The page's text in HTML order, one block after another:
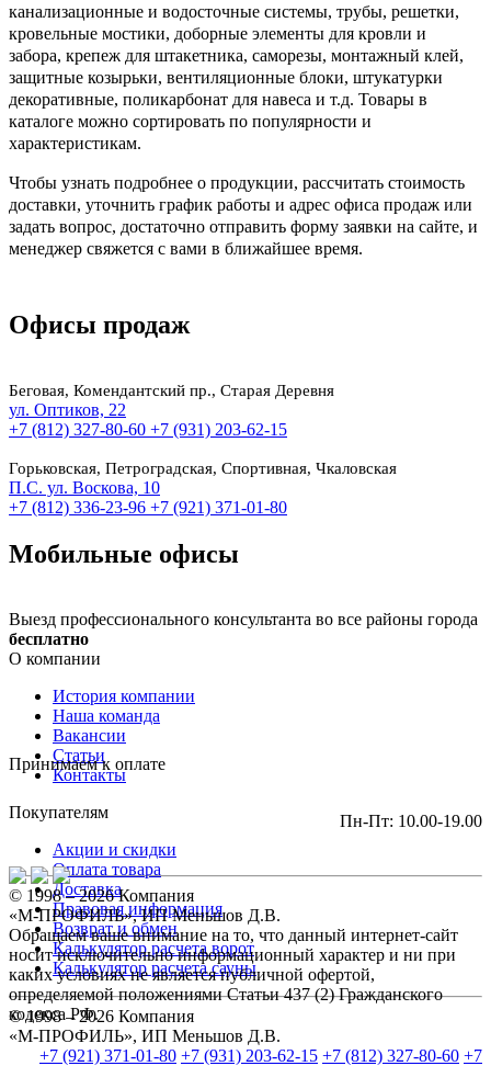
канализационные и водосточные системы, трубы, решетки,
кровельные мостики, доборные элементы для кровли и
забора, крепеж для штакетника, саморезы, монтажный клей,
защитные козырьки, вентиляционные блоки, штукатурки
декоративные, поликарбонат для навеса и т.д. Товары в
каталоге можно сортировать по популярности и
характеристикам.
Чтобы узнать подробнее о продукции, рассчитать стоимость
доставки, уточнить график работы и адрес офиса продаж или
задать вопрос, достаточно отправить форму заявки на сайте, и
менеджер свяжется с вами в ближайшее время.
Офисы продаж
Беговая, Комендантский пр., Старая Деревня
ул. Оптиков, 22
+7 (812) 327-80-60 +7 (931) 203-62-15
Горьковская, Петроградская, Спортивная, Чкаловская
П.С. ул. Воскова, 10
+7 (812) 336-23-96 +7 (921) 371-01-80
Мобильные офисы
Выезд профессионального консультанта во все районы города
бесплатно
О компании
История компании
Наша команда
Вакансии
Статьи
Контакты
Покупателям
Акции и скидки
Оплата товара
Доставка
Правовая информация
Возврат и обмен
Калькулятор расчета ворот
Калькулятор расчета сауны
© 1998 – 2026 Компания
«М-ПРОФИЛЬ», ИП Меньшов Д.В.
+7 (921) 371-01-80 +7 (931) 203-62-15 +7 (812) 327-80-60 +7
Принимаем к оплате
Пн-Пт: 10.00-19.00
© 1998 – 2026 Компания
«М-ПРОФИЛЬ», ИП Меньшов Д.В.
Обращаем ваше внимание на то, что данный интернет-сайт
носит исключительно информационный характер и ни при
каких условиях не является публичной офертой,
определяемой положениями Статьи 437 (2) Гражданского
кодекса РФ.